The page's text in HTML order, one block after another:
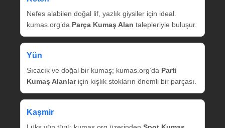
Nefes alabilen doğal lif, yazlık giysiler için ideal.
kumas.org’da Parça Kumaş Alan talepleriyle buluşur.
Yün
Sıcacık ve doğal bir kumaş; kumas.org’da Parti
Kumaş Alanlariçin kışlık stokların önemli bir parçası.
Kaşmir